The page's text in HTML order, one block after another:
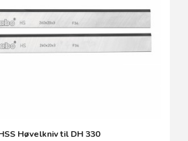
Høvelkniv til DH 330